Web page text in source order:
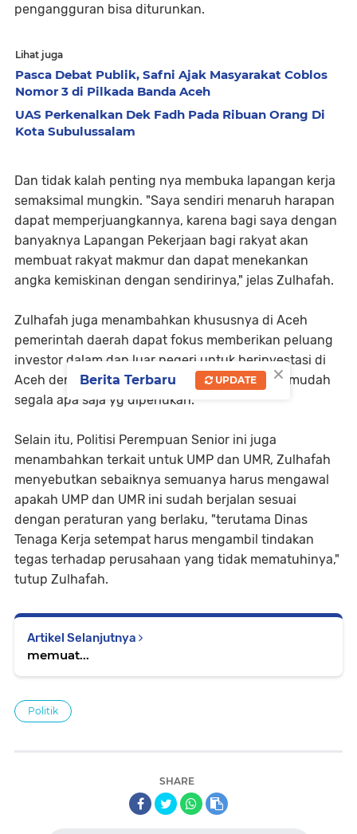
pengangguran bisa diturunkan.
Lihat juga
Pasca Debat Publik, Safni Ajak Masyarakat Coblos
Nomor 3 di Pilkada Banda Aceh
UAS Perkenalkan Dek Fadh Pada Ribuan Orang Di
Kota Subulussalam
Dan tidak kalah penting nya membuka lapangan kerja
semaksimal mungkin. "Saya sendiri menaruh harapan
dapat memperjuangkannya, karena bagi saya dengan
banyaknya Lapangan Pekerjaan bagi rakyat akan
membuat rakyat makmur dan dapat menekankan
angka kemiskinan dengan sendirinya," jelas Zulhafah.
Zulhafah juga menambahkan khususnya di Aceh
pemerintah daerah dapat fokus memberikan peluang
investor dalam dan luar negeri untuk berinvestasi di
Aceh dengan membuka peluang dan mempermudah
segala apa saja yg diperlukan.
Selain itu, Politisi Perempuan Senior ini juga
menambahkan terkait untuk UMP dan UMR, Zulhafah
menyebutkan sebaiknya semuanya harus mengawal
apakah UMP dan UMR ini sudah berjalan sesuai
dengan peraturan yang berlaku, "terutama Dinas
Tenaga Kerja setempat harus mengambil tindakan
tegas terhadap perusahaan yang tidak mematuhinya,"
tutup Zulhafah.
Artikel Selanjutnya
memuat...
Politik
SHARE
×
Berita Terbaru UPDATE